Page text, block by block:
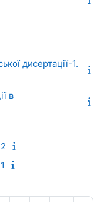
дисертації-1.
в